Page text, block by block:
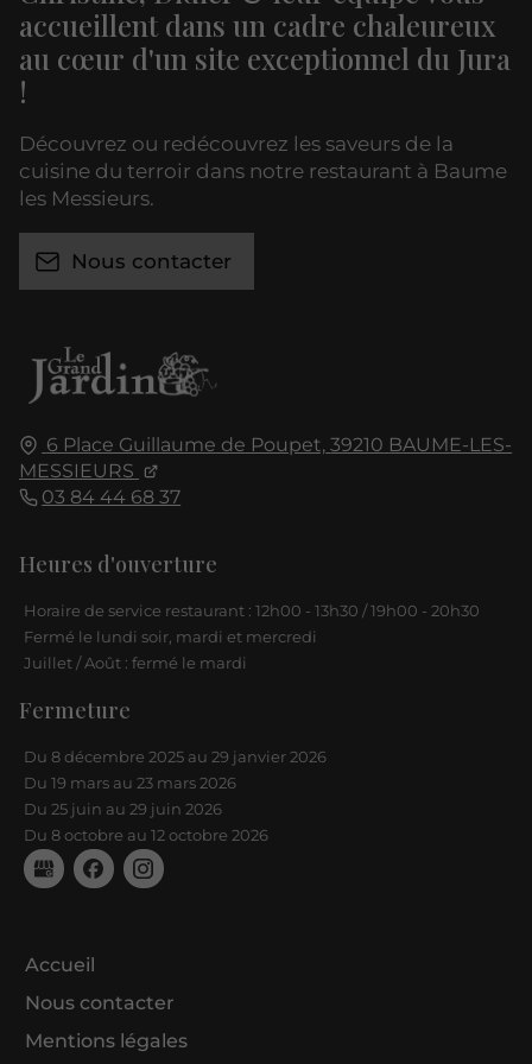
6 Place Guillaume de Poupet, 39210 BAUME-LES-
MESSIEURS
03 84 44 68 37
Heures d'ouverture
Horaire de service restaurant : 12h00 - 13h30 / 19h00 - 20h30
Fermé le lundi soir, mardi et mercredi
Juillet / Août : fermé le mardi
Fermeture
Du 8 décembre 2025 au 29 janvier 2026
Du 19 mars au 23 mars 2026
Du 25 juin au 29 juin 2026
Du 8 octobre au 12 octobre 2026
Accueil
Nous contacter
Mentions légales
accueillent dans un cadre chaleureux
au cœur d'un site exceptionnel du Jura
!
Découvrez ou redécouvrez les saveurs de la
cuisine du terroir dans notre restaurant à Baume
les Messieurs.
Nous contacter